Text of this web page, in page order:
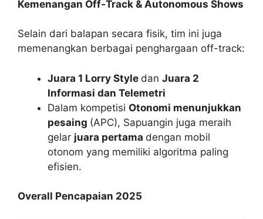
Kemenangan Off‑Track & Autonomous Shows
Selain dari balapan secara fisik, tim ini juga
memenangkan berbagai penghargaan off-track:
Juara 1 Lorry Style dan Juara 2
Informasi dan Telemetri
Dalam kompetisi Otonomi menunjukkan
pesaing (APC), Sapuangin juga meraih
gelar juara pertama dengan mobil
otonom yang memiliki algoritma paling
efisien.
Overall Pencapaian 2025